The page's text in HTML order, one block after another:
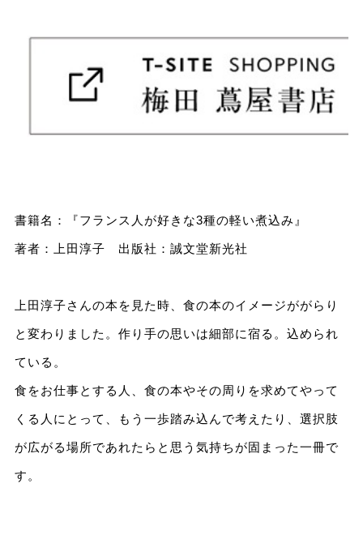
書籍名：『フランス人が好きな3種の軽い煮込み』
著者：上田淳子 出版社：誠文堂新光社
上田淳子さんの本を見た時、食の本のイメージががらり
と変わりました。作り手の思いは細部に宿る。込められ
ている。
食をお仕事とする人、食の本やその周りを求めてやって
くる人にとって、もう一歩踏み込んで考えたり、選択肢
が広がる場所であれたらと思う気持ちが固まった一冊で
す。